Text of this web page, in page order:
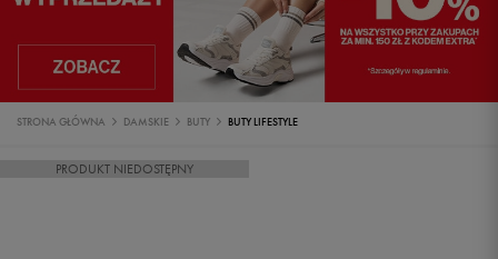
STRONA GŁÓWNA DAMSKIE BUTY BUTY LIFESTYLE
PRODUKT NIEDOSTĘPNY